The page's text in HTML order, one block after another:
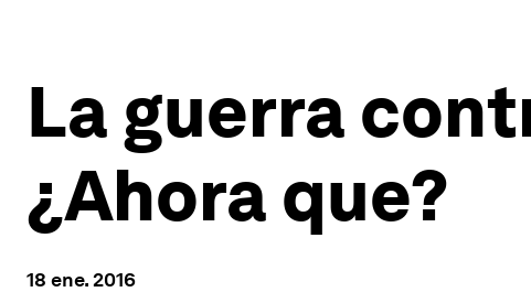
La guerra
¿Ahora que?
18 ene. 2016